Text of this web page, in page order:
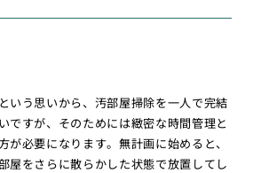
いう思いから、汚部屋掃除を一人で完結
ですが、そのためには緻密な時間管理と
が必要になります。無計画に始めると、
屋をさらに散らかした状態で放置してし